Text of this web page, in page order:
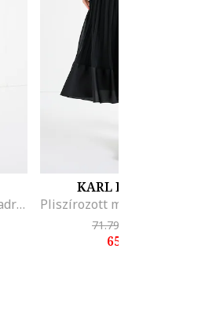
Rugalmas derekú mintás nadrág, Csontszín/Fekete/Homokbarna
KARL LAGERFELD
71.799 Ft
65.299 Ft